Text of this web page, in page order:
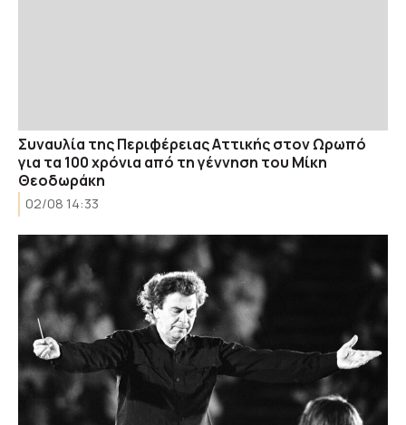
Συναυλία της Περιφέρειας Αττικής στον Ωρωπό
για τα 100 χρόνια από τη γέννηση του Μίκη
Θεοδωράκη
02/08 14:33